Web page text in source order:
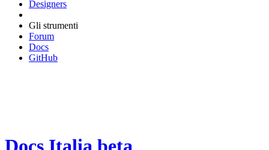
Designers
Gli strumenti
Forum
Docs
GitHub
Docs Italia beta